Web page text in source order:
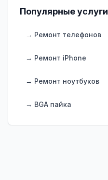
Популярные услуги
→ Ремонт телефонов
→ Ремонт iPhone
→ Ремонт ноутбуков
→ BGA пайка